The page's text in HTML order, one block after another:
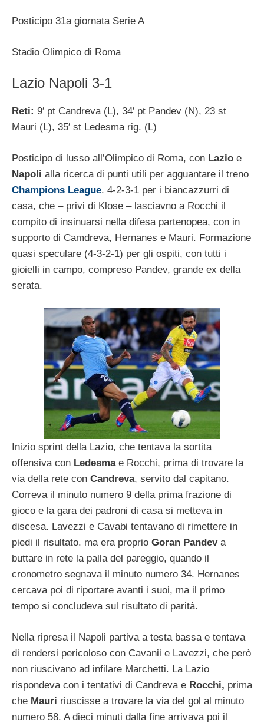
Posticipo 31a giornata Serie A
Stadio Olimpico di Roma
Lazio Napoli 3-1
Reti: 9′ pt Candreva (L), 34′ pt Pandev (N), 23 st
Mauri (L), 35′ st Ledesma rig. (L)
Posticipo di lusso all’Olimpico di Roma, con Lazio e
Napoli alla ricerca di punti utili per agguantare il treno
Champions League. 4-2-3-1 per i biancazzurri di
casa, che – privi di Klose – lasciavno a Rocchi il
compito di insinuarsi nella difesa partenopea, con in
supporto di Camdreva, Hernanes e Mauri. Formazione
quasi speculare (4-3-2-1) per gli ospiti, con tutti i
gioielli in campo, compreso Pandev, grande ex della
serata.
Inizio sprint della Lazio, che tentava la sortita
offensiva con Ledesmae Rocchi, prima di trovare la
via della rete con Candreva, servito dal capitano.
Correva il minuto numero 9 della prima frazione di
gioco e la gara dei padroni di casa si metteva in
discesa. Lavezzi e Cavabi tentavano di rimettere in
piedi il risultato. ma era proprio Goran Pandeva
buttare in rete la palla del pareggio, quando il
cronometro segnava il minuto numero 34. Hernanes
cercava poi di riportare avanti i suoi, ma il primo
tempo si concludeva sul risultato di parità.
Nella ripresa il Napoli partiva a testa bassa e tentava
di rendersi pericoloso con Cavanii e Lavezzi, che però
non riuscivano ad infilare Marchetti. La Lazio
rispondeva con i tentativi di Candreva e Rocchi, prima
che Mauri riuscisse a trovare la via del gol al minuto
numero 58. A dieci minuti dalla fine arrivava poi il